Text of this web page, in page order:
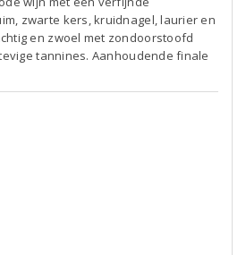
zwarte kers, kruidnagel, laurier en
en zwoel met zondoorstoofd
tannines. Aanhoudende finale